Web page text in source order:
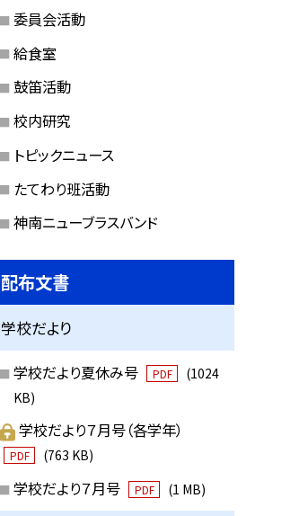
委員会活動
給食室
鼓笛活動
校内研究
トピックニュース
たてわり班活動
神南ニューブラスバンド
配布文書
学校だより
学校だより夏休み号 PDF
(1024
KB)
学校だより７月号（各学年）
PDF (763 KB)
学校だより７月号 PDF (1 MB)